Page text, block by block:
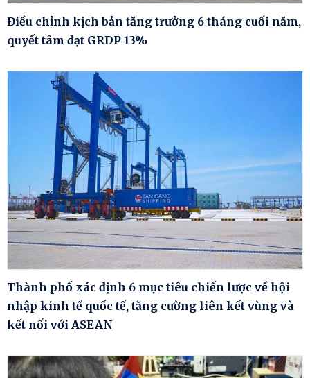
Điều chỉnh kịch bản tăng trưởng 6 tháng cuối năm,
quyết tâm đạt GRDP 13%
Thành phố xác định 6 mục tiêu chiến lược về hội
nhập kinh tế quốc tế, tăng cường liên kết vùng và
kết nối với ASEAN